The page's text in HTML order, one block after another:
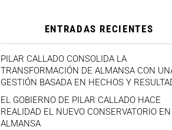
ENTRADAS RECIENTES
PILAR CALLADO CONSOLIDA LA
TRANSFORMACIÓN DE ALMANSA CON
GESTIÓN BASADA EN HECHOS Y
EL GOBIERNO DE PILAR CALLADO HACE
REALIDAD EL NUEVO CONSERVATORIO EN
ALMANSA